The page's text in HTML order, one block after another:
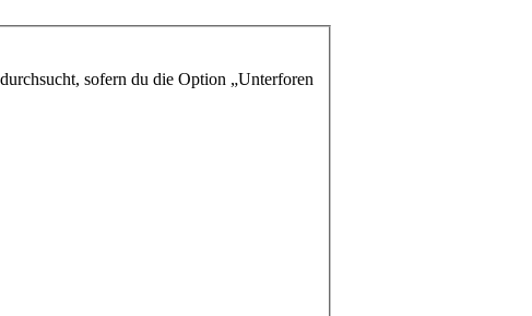
sofern du die Option „Unterforen